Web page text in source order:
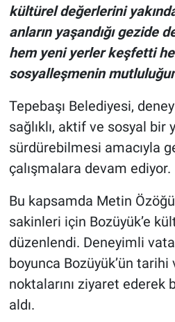
kültürel değerlerini
anların yaşandığı gezide
hem yeni yerler keşfetti
sosyalleşmenin
Tepebaşı Belediyesi,
sağlıklı, aktif ve sosyal bir
sürdürebilmesi amacıyla
çalışmalara devam ediyor.
Bu kapsamda Metin
sakinleri için Bozüyük’e
düzenlendi. Deneyimli
boyunca Bozüyük’ün
noktalarını ziyaret ederek
aldı.
Magazin
Bilim ve Teknoloji